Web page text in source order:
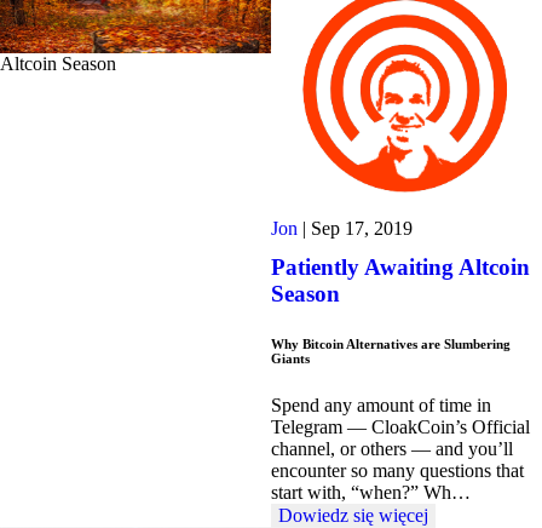
Altcoin Season
Jon | Sep 17, 2019
Patiently Awaiting Altcoin
Season
Why Bitcoin Alternatives are Slumbering
Giants
Spend any amount of time in
Telegram — CloakCoin’s Official
channel, or others — and you’ll
encounter so many questions that
start with, “when?” Wh…
Dowiedz się więcej